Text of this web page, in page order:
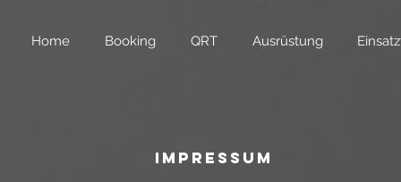
Home Booking QRT Ausrüstung
Impressum